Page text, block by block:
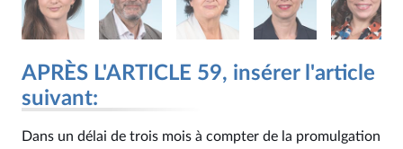
APRÈS L'ARTICLE 59, insérer l'article
suivant:
Dans un délai de trois mois à compter de la promulgation